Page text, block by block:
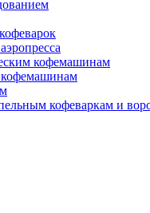
кофемашинам
кофеваркам и